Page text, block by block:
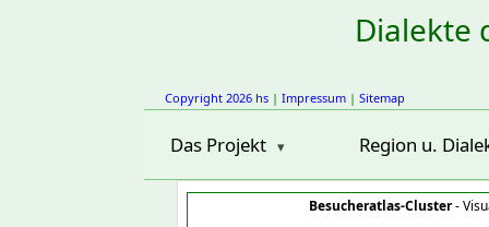
Dialekte
Copyright 2026 hs | Impressum | Sitemap
Das Projekt Region u.
Besucheratlas-Cluster-